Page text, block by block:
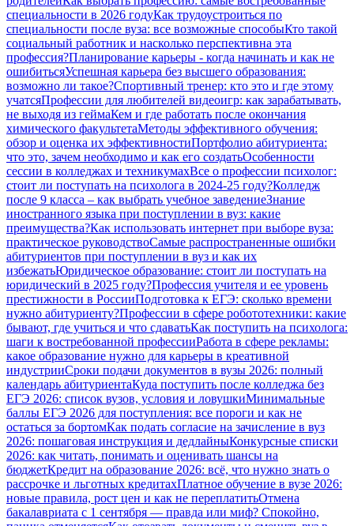
специальности в 2026 годуКак трудоустроиться по
специальности после вуза: все возможные способыКто такой
социальный работник и насколько перспективна эта
профессия?Планирование карьеры - когда начинать и как не
ошибитьсяУспешная карьера без высшего образования:
возможно ли такое?Спортивный тренер: кто это и где этому
учатсяПрофессии для любителей видеоигр: как зарабатывать,
не выходя из геймаКем и где работать после окончания
химического факультетаМетоды эффективного обучения:
обзор и оценка их эффективностиПортфолио абитуриента:
что это, зачем необходимо и как его создатьОсобенности
сессии в колледжах и техникумахВсе о профессии психолог:
стоит ли поступать на психолога в 2024-25 году?Колледж
после 9 класса – как выбрать учебное заведениеЗнание
иностранного языка при поступлении в вуз: какие
преимущества?Как использовать интернет при выборе вуза:
практическое руководствоСамые распространенные ошибки
абитуриентов при поступлении в вуз и как их
избежатьЮридическое образование: стоит ли поступать на
юридический в 2025 году?Профессия учителя и ее уровень
престижности в РоссииПодготовка к ЕГЭ: сколько времени
нужно абитуриенту?Профессии в сфере робототехники: какие
бывают, где учиться и что сдаватьКак поступить на психолога:
шаги к востребованной профессииРабота в сфере рекламы:
какое образование нужно для карьеры в креативной
индустрииСроки подачи документов в вузы 2026: полный
календарь абитуриентаКуда поступить после колледжа без
ЕГЭ 2026: список вузов, условия и ловушкиМинимальные
баллы ЕГЭ 2026 для поступления: все пороги и как не
остаться за бортомКак подать согласие на зачисление в вуз
2026: пошаговая инструкция и дедлайныКонкурсные списки
2026: как читать, понимать и оценивать шансы на
бюджетКредит на образование 2026: всё, что нужно знать о
рассрочке и льготных кредитахПлатное обучение в вузе 2026:
новые правила, рост цен и как не переплатитьОтмена
бакалавриата с 1 сентября — правда или миф? Спокойно,